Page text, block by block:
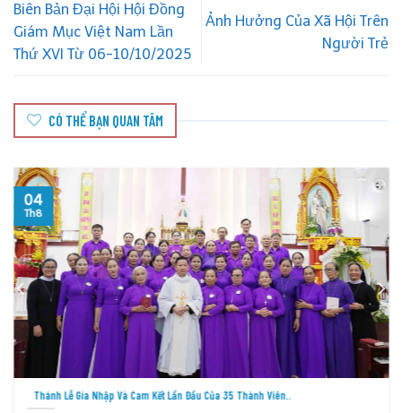
Biên Bản Đại Hội Hội Đồng
Giám Mục Việt Nam Lần
Thứ XVI Từ 06-10/10/2025
Ảnh Hưởng Của Xã Hội Trên
Người Trẻ
CÓ THỂ BẠN QUAN TÂM
Thánh Lễ Gia Nhập Và Cam Kết Lần Đầu Của 35 Thành Viên..
04
Th8